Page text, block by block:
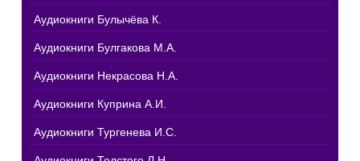
Аудиокниги Булычёва К.
Аудиокниги Булгакова М.А.
Аудиокниги Некрасова Н.А.
Аудиокниги Куприна А.И.
Аудиокниги Тургенева И.С.